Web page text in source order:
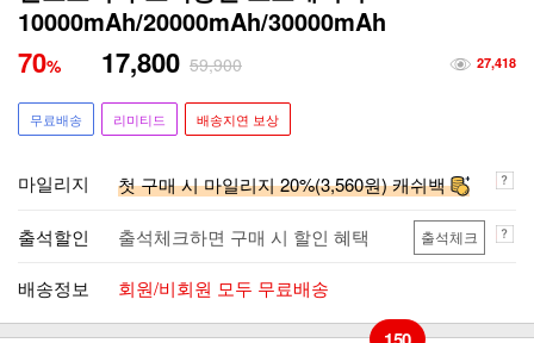
10000mAh/20000mAh/30000mAh
70% 17,800 59,900 27,418
무료배송 리미티드 배송지연 보상
마일리지 첫 구매 시 마일리지 20%(3,560원) 캐쉬백
출석할인 출석체크하면 구매 시 할인 혜택 출석체크
배송정보 회원/비회원 모두 무료배송